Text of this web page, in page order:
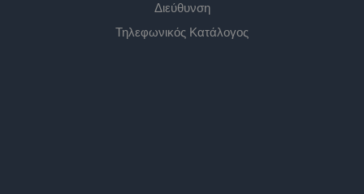
Διεύθυνση
Τηλεφωνικός Κατάλογος